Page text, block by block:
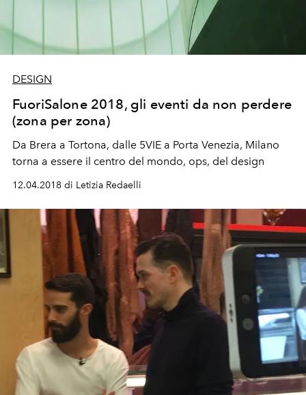
DESIGN
FuoriSalone 2018, gli eventi da non perdere
(zona per zona)
Da Brera a Tortona, dalle 5VIE a Porta Venezia, Milano
torna a essere il centro del mondo, ops, del design
12.04.2018 di Letizia Redaelli